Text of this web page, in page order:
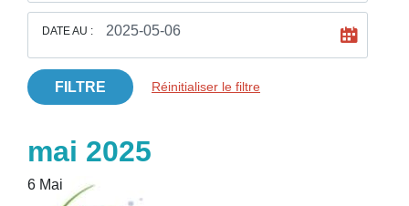
DATE AU :
FILTRE Réinitialiser le filtre
mai 2025
6 Mai